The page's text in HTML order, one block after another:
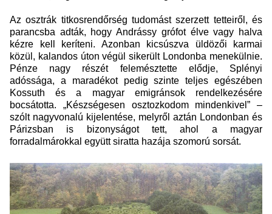
Az osztrák titkosrendőrség tudomást szerzett tetteiről, és
parancsba adták, hogy Andrássy grófot élve vagy halva
kézre kell keríteni. Azonban kicsúszva üldözői karmai
közül, kalandos úton végül sikerült Londonba menekülnie.
Pénze nagy részét felemésztette elődje, Splényi
adóssága, a maradékot pedig szinte teljes egészében
Kossuth és a magyar emigránsok rendelkezésére
bocsátotta. „Készségesen osztozkodom mindenkivel” –
szólt nagyvonalú kijelentése, melyről aztán Londonban és
Párizsban is bizonyságot tett, ahol a magyar
forradalmárokkal együtt siratta hazája szomorú sorsát.